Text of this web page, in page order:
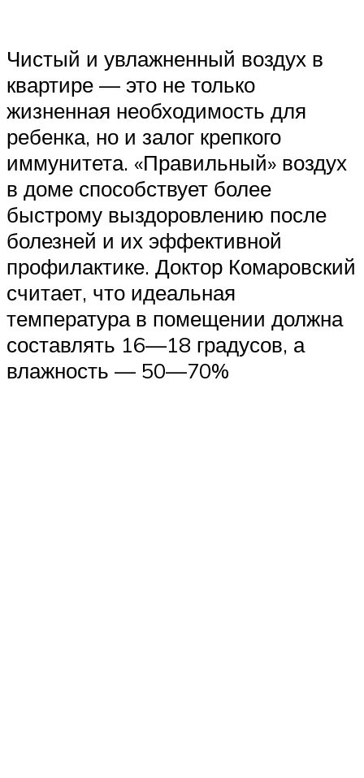
Чистый и увлажненный воздух в
квартире — это не только
жизненная необходимость для
ребенка, но и залог крепкого
иммунитета. «Правильный» воздух
в доме способствует более
быстрому выздоровлению после
болезней и их эффективной
профилактике. Доктор Комаровский
считает, что идеальная
температура в помещении должна
составлять 16—18 градусов, а
влажность — 50—70%